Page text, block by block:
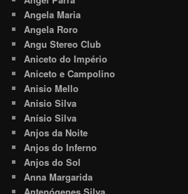
Angela Maria
Angela Roro
Angu Stereo Club
Aniceto do Império
Aniceto e Campolino
Anisio Mello
Anisio Silva
Anísio Silva
Anjos da Noite
Anjos do Inferno
Anjos do Sol
Anna Margarida
Antenógenes Silva